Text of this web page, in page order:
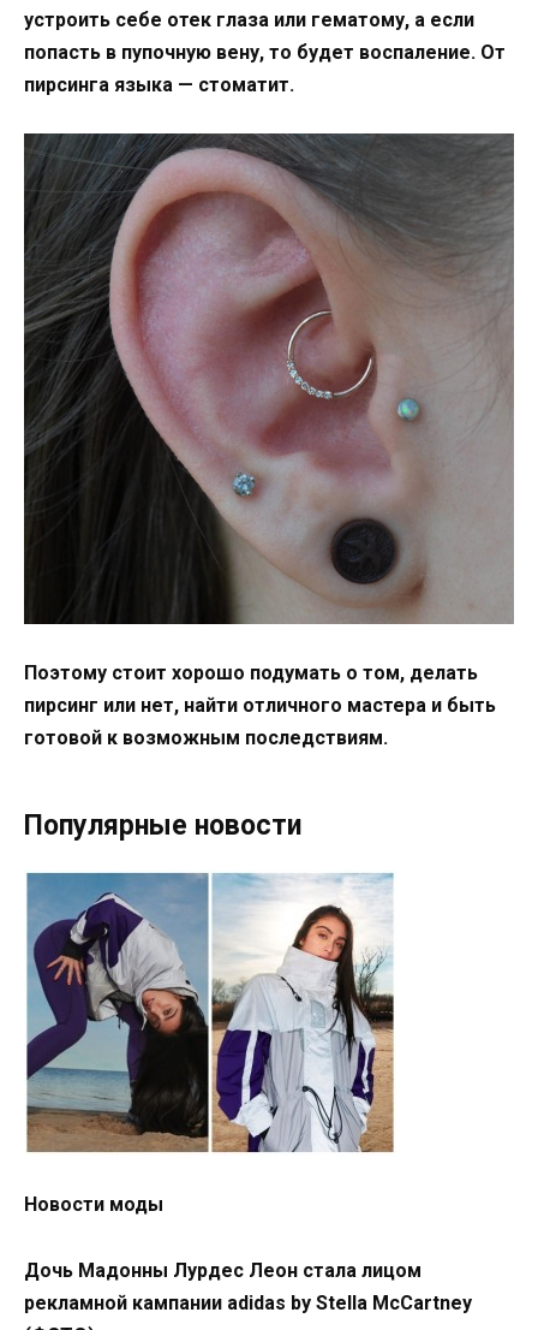
устроить себе отек глаза или гематому, а если
попасть в пупочную вену, то будет воспаление. От
пирсинга языка — стоматит.
Поэтому стоит хорошо подумать о том, делать
пирсинг или нет, найти отличного мастера и быть
готовой к возможным последствиям.
Популярные новости
Новости моды
Дочь Мадонны Лурдес Леон стала лицом
рекламной кампании adidas by Stella McCartney